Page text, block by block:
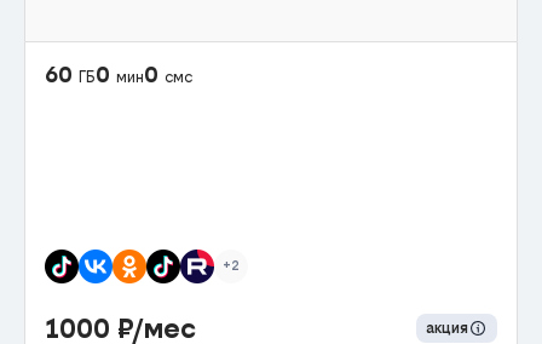
60 ГБ0 мин0 смс
+2
1000 ₽/мес акция